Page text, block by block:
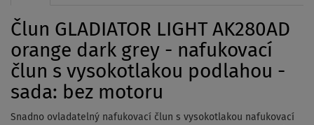
Člun GLADIATOR LIGHT AK280AD
orange dark grey - nafukovací
člun s vysokotlakou podlahou -
sada: bez motoru
Snadno ovladatelný nafukovací člun s vysokotlakou nafukovací